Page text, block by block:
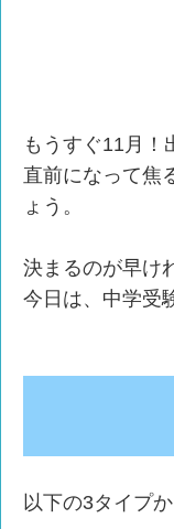
もうすぐ11月！
直前になって焦
ょう。
決まるのが早け
今日は、中学受
以下の3タイプ